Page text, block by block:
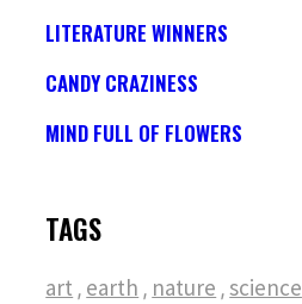
LITERATURE WINNERS
CANDY CRAZINESS
MIND FULL OF FLOWERS
TAGS
art , earth , nature , science